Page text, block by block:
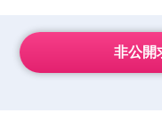
非公開